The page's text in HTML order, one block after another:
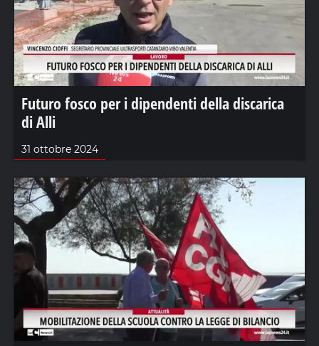
Futuro fosco per i dipendenti della discarica
di Alli
31 ottobre 2024